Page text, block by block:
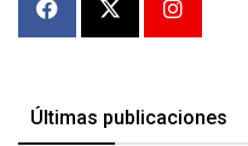
Últimas publicaciones